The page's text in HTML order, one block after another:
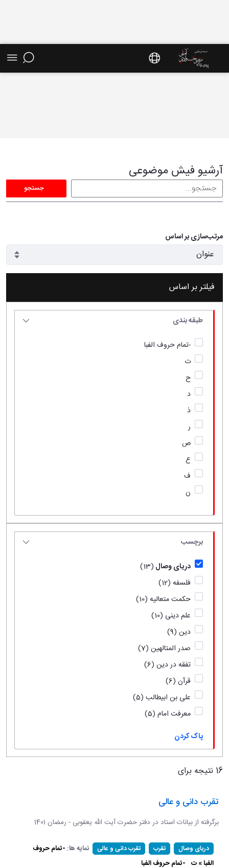
آرشیو فیش موضوعی
جستجو
مرتب‌سازی بر اساس
فیلتر بر اساس
طبقه بندی
-تمام حروف الفبا
ت
ح
د
ذ
ر
ص
ع
ف
ن
برچسب
دریای وصال (13)
فلسفه (12)
حکمت متعالیه (10)
علم دینی (10)
دین (9)
صدر المتالهین (7)
تفقه در دین (6)
قرآن (6)
علی بن ابیطالب (5)
معرفت امام (5)
پاک کردن
16 نتیجه برای
تقرب دانی و عالی
برگرفته از بیانات استاد در دفتر حضرت آیت الله یعقوبی - رمضان 1401
دریای وصال تقرب تقرب دانی و عالی نمایه ها: -تمام حروف
الفبا » ت -تمام حروف الفبا